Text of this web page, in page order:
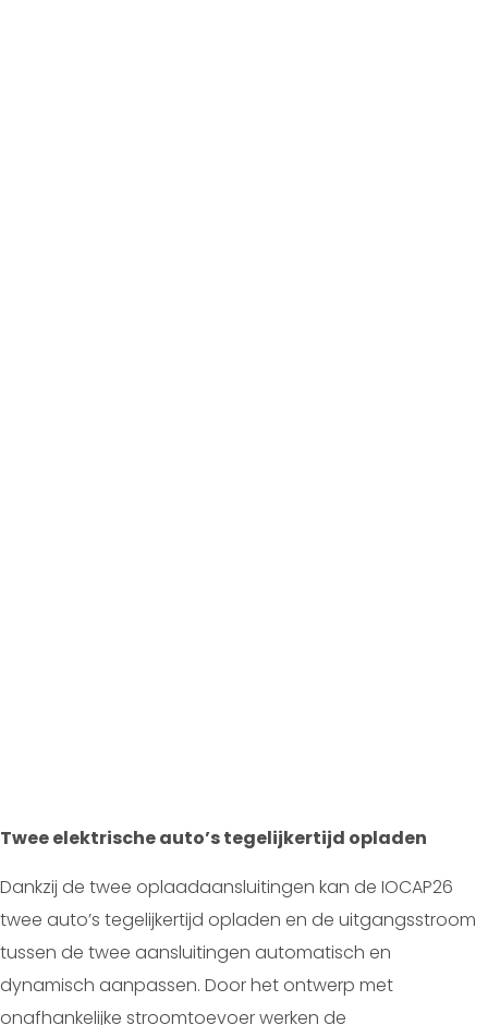
Twee elektrische auto’s tegelijkertijd opladen
Dankzij de twee oplaadaansluitingen kan de IOCAP26
twee auto’s tegelijkertijd opladen en de uitgangsstroom
tussen de twee aansluitingen automatisch en
dynamisch aanpassen. Door het ontwerp met
onafhankelijke stroomtoevoer werken de